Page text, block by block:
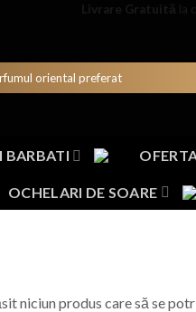
BARBATI
OCHELARI DE SOARE
niciun produs care să se